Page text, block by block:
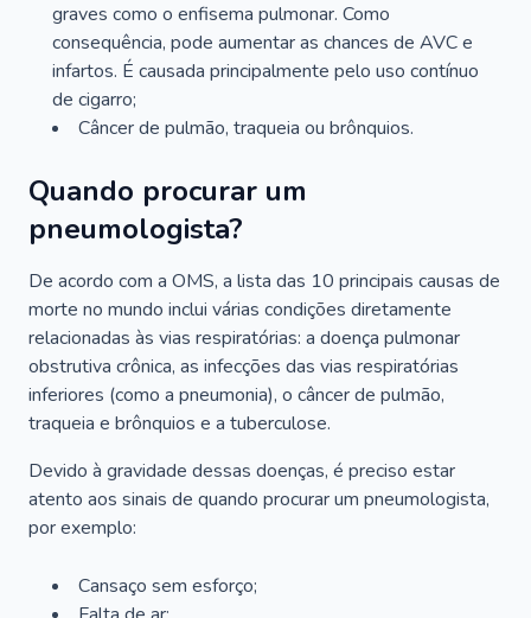
graves como o enfisema pulmonar. Como
consequência, pode aumentar as chances de AVC e
infartos. É causada principalmente pelo uso contínuo
de cigarro;
Câncer de pulmão, traqueia ou brônquios.
Quando procurar um
pneumologista?
De acordo com a OMS, a lista das 10 principais causas de
morte no mundo inclui várias condições diretamente
relacionadas às vias respiratórias: a doença pulmonar
obstrutiva crônica, as infecções das vias respiratórias
inferiores (como a pneumonia), o câncer de pulmão,
traqueia e brônquios e a tuberculose.
Devido à gravidade dessas doenças, é preciso estar
atento aos sinais de quando procurar um pneumologista,
por exemplo:
Cansaço sem esforço;